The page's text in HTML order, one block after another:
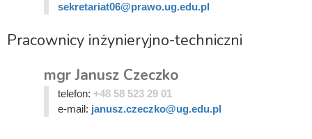
sekretariat06@prawo.ug.edu.pl
Pracownicy inżynieryjno-techniczni
mgr Janusz Czeczko
telefon: +48 58 523 29 01
e-mail: janusz.czeczko@ug.edu.pl